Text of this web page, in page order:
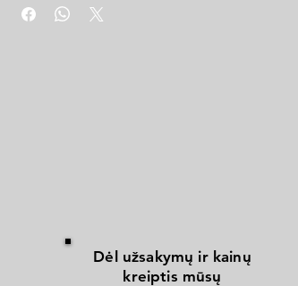
Dėl užsakymų ir kainų
kreiptis mūsų